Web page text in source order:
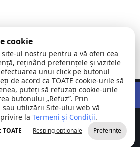
Comuna
Stejaru |
județul Tulcea
©
2026
Toate
drepturile
rezervate
Media Relații Publice SRL
cookie
site-ul nostru pentru a vă oferi cea
reținând preferințele și vizitele
unui click pe butonul
de acord ca TOATE cookie-urile să
puteți să refuzați cookie-urile
butonului „Refuz”. Prin
sau utilizării Site-ului web vă
la Termeni și Condiții.
Resping opționale Preferințe